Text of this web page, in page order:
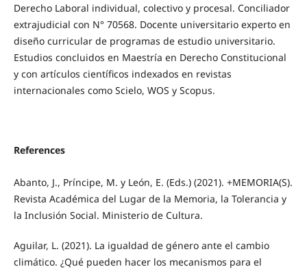
Derecho Laboral individual, colectivo y procesal. Conciliador
extrajudicial con N° 70568. Docente universitario experto en
diseño curricular de programas de estudio universitario.
Estudios concluidos en Maestría en Derecho Constitucional
y con artículos científicos indexados en revistas
internacionales como Scielo, WOS y Scopus.
References
Abanto, J., Príncipe, M. y León, E. (Eds.) (2021). +MEMORIA(S).
Revista Académica del Lugar de la Memoria, la Tolerancia y
la Inclusión Social. Ministerio de Cultura.
Aguilar, L. (2021). La igualdad de género ante el cambio
climático. ¿Qué pueden hacer los mecanismos para el